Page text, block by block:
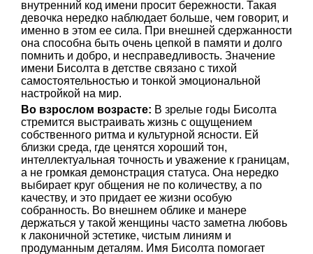
внутренний код имени просит бережности. Такая
девочка нередко наблюдает больше, чем говорит, и
именно в этом ее сила. При внешней сдержанности
она способна быть очень цепкой в памяти и долго
помнить и добро, и несправедливость. Значение
имени Бисолта в детстве связано с тихой
самостоятельностью и тонкой эмоциональной
настройкой на мир.
Во взрослом возрасте: В зрелые годы Бисолта
стремится выстраивать жизнь с ощущением
собственного ритма и культурной ясности. Ей
близки среда, где ценятся хороший тон,
интеллектуальная точность и уважение к границам,
а не громкая демонстрация статуса. Она нередко
выбирает круг общения не по количеству, а по
качеству, и это придает ее жизни особую
собранность. Во внешнем облике и манере
держаться у такой женщины часто заметна любовь
к лаконичной эстетике, чистым линиям и
продуманным деталям. Имя Бисолта помогает